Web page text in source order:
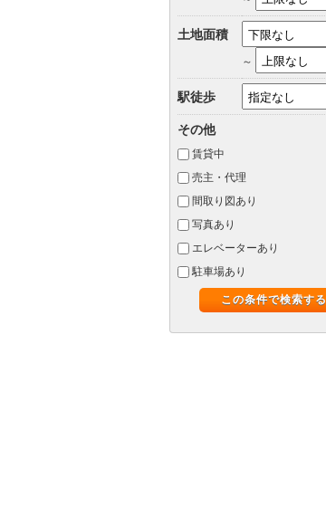
土地面積
～
駅徒歩
その他
賃貸中
売主・代理
間取り図あり
写真あり
エレベーターあり
駐車場あり
この条件で検索する